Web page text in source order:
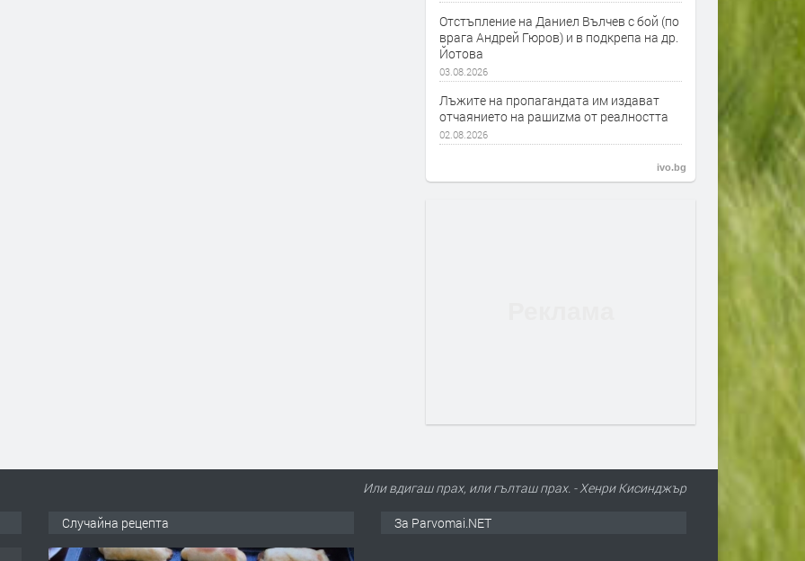
Отстъпление на Даниел Вълчев с бой (по
врага Андрей Гюров) и в подкрепа на др.
Йотова
03.08.2026
Лъжите на пропагандата им издават
отчаянието на рашиzма от реалността
02.08.2026
ivo.bg
Или вдигаш прах, или гълташ прах. - Хенри Кисинджър
Случайна рецепта За Parvomai.NET